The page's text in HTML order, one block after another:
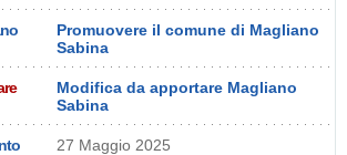
Promuovere il comune di Magliano
Sabina
Modifica da apportare Magliano
Sabina
27 Maggio 2025